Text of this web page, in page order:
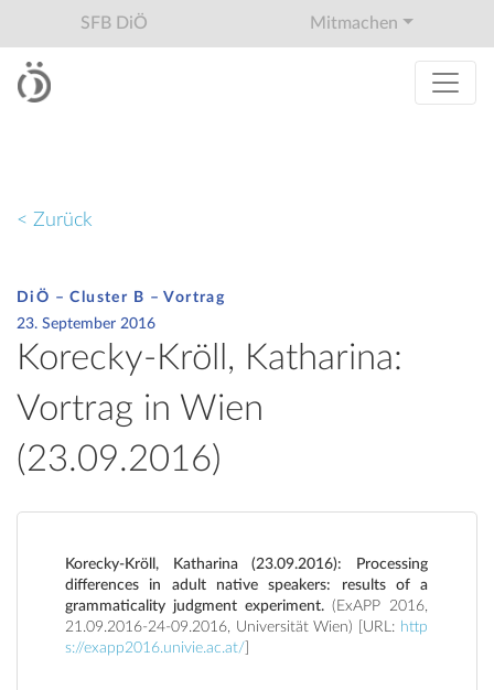
SFB DiÖ Mitmachen
< Zurück
DiÖ – Cluster B – Vortrag
23. September 2016
Korecky-Kröll, Katharina:
Vortrag in Wien
(23.09.2016)
Korecky-Kröll, Katharina (23.09.2016): Processing
differences in adult native speakers: results of a
grammaticality judgment experiment. (ExAPP 2016,
21.09.2016-24-09.2016, Universität Wien) [URL: http
s://exapp2016.univie.ac.at/